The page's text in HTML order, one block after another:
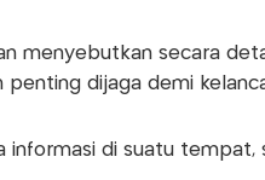
menyebutkan secara
penting dijaga demi
informasi di suatu tempat,